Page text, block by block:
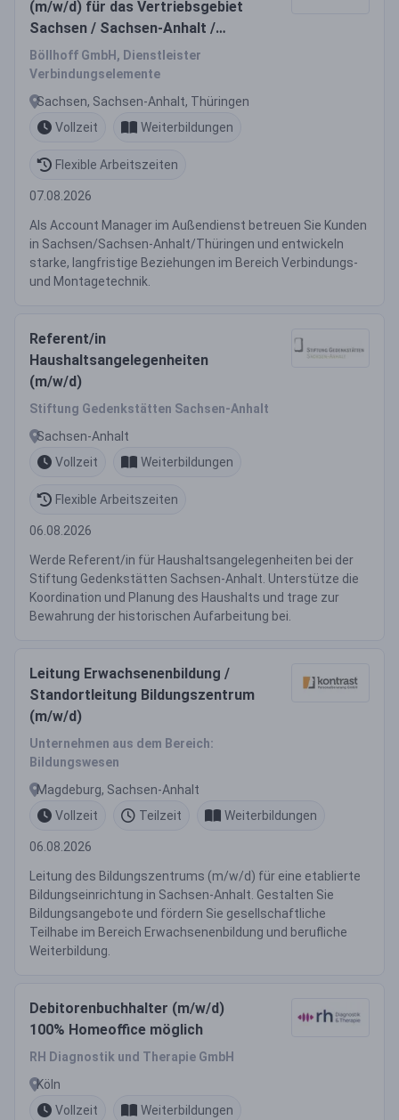
(m/w/d) für das Vertriebsgebiet
Sachsen / Sachsen-Anhalt /
Thüringen
Böllhoff GmbH, Dienstleister
Verbindungselemente
Sachsen, Sachsen-Anhalt, Thüringen
Vollzeit
Weiterbildungen
Flexible Arbeitszeiten
07.08.2026
Als Account Manager im Außendienst betreuen Sie Kunden
in Sachsen/Sachsen-Anhalt/Thüringen und entwickeln
starke, langfristige Beziehungen im Bereich Verbindungs-
und Montagetechnik.
Referent/in
Haushaltsangelegenheiten
(m/w/d)
Stiftung Gedenkstätten Sachsen-Anhalt
Sachsen-Anhalt
Vollzeit
Weiterbildungen
Flexible Arbeitszeiten
06.08.2026
Werde Referent/in für Haushaltsangelegenheiten bei der
Stiftung Gedenkstätten Sachsen-Anhalt. Unterstütze die
Koordination und Planung des Haushalts und trage zur
Bewahrung der historischen Aufarbeitung bei.
Leitung Erwachsenenbildung /
Standortleitung Bildungszentrum
(m/w/d)
Unternehmen aus dem Bereich:
Bildungswesen
Magdeburg, Sachsen-Anhalt
Vollzeit
Teilzeit Weiterbildungen
06.08.2026
Leitung des Bildungszentrums (m/w/d) für eine etablierte
Bildungseinrichtung in Sachsen-Anhalt. Gestalten Sie
Bildungsangebote und fördern Sie gesellschaftliche
Teilhabe im Bereich Erwachsenenbildung und berufliche
Weiterbildung.
Debitorenbuchhalter (m/w/d)
100% Homeoffice möglich
RH Diagnostik und Therapie GmbH
Köln
Vollzeit
Weiterbildungen